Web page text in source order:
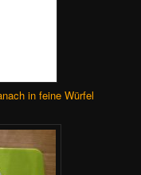
in feine Würfel